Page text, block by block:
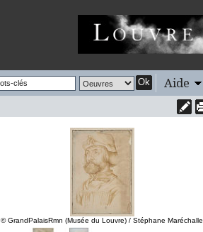
Ok Aide
© GrandPalaisRmn (Musée du Louvre) / Stéphane Maréchalle